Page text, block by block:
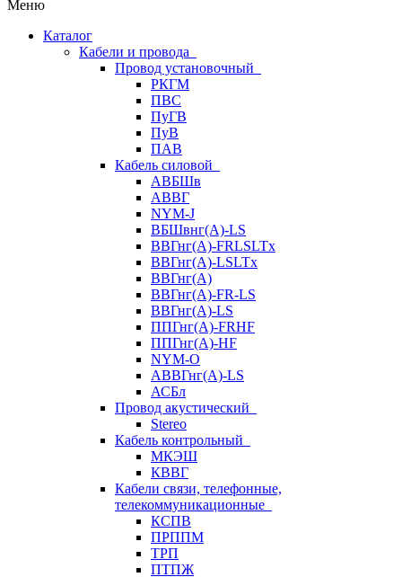
Меню
Каталог
Кабели и провода
Провод установочный
РКГМ
ПВС
ПуГВ
ПуВ
ПАВ
Кабель силовой
АВБШв
АВВГ
NYM-J
ВБШвнг(А)-LS
ВВГнг(A)-FRLSLTx
ВВГнг(A)-LSLTx
ВВГнг(А)
ВВГнг(А)-FR-LS
ВВГнг(А)-LS
ППГнг(А)-FRHF
ППГнг(А)-HF
NYM-O
АВВГнг(А)-LS
АСБл
Провод акустический
Stereo
Кабель контрольный
МКЭШ
КВВГ
Кабели связи, телефонные,
телекоммуникационные
КСПВ
ПРППМ
ТРП
ПТПЖ